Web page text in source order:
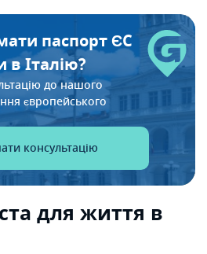
паспорт ЄС
в Італію?
до нашого
європейського
консультацію
для життя в